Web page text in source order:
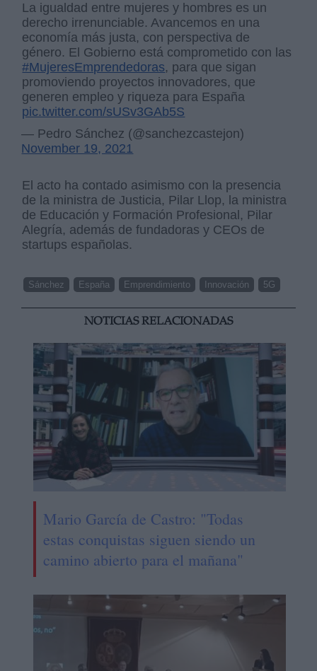
La igualdad entre mujeres y hombres es un
derecho irrenunciable. Avancemos en una
economía más justa, con perspectiva de
género. El Gobierno está comprometido con las
#MujeresEmprendedoras, para que sigan
promoviendo proyectos innovadores, que
generen empleo y riqueza para España
pic.twitter.com/sUSv3GAb5S
— Pedro Sánchez (@sanchezcastejon)
November 19, 2021
El acto ha contado asimismo con la presencia
de la ministra de Justicia, Pilar Llop, la ministra
de Educación y Formación Profesional, Pilar
Alegría, además de fundadoras y CEOs de
startups españolas.
Sánchez España Emprendimiento Innovación 5G
NOTICIAS RELACIONADAS
Mario García de Castro: "Todas
estas conquistas siguen siendo un
camino abierto para el mañana"